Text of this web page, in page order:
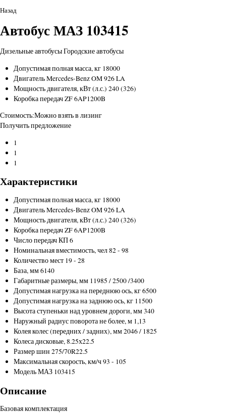
Назад
Автобус МАЗ 103415
Дизельные автобусыГородские автобусы
Допустимая полная масса, кг 18000
ДвигательMercedes-Benz OM 926 LA
Мощность двигателя, кВт (л.с.) 240 (326)
Коробка передачZF 6AP1200B
Стоимость:Можно взять в лизинг
Получить предложение
1
1
1
Характеристики
Допустимая полная масса, кг 18000
ДвигательMercedes-Benz OM 926 LA
Мощность двигателя, кВт (л.с.) 240 (326)
Коробка передачZF 6AP1200B
Число передач КП6
Номинальная вместимость, чел82 - 98
Количество мест 19 - 28
База, мм6140
Габаритные размеры, мм 11985 / 2500 /3400
Допустимая нагрузка на переднюю ось, кг6500
Допустимая нагрузка на заднюю ось, кг 11500
Высота ступеньки над уровнем дороги, мм340
Наружный радиус поворота не более, м 1,13
Колея колес (передних / задних), мм2046 / 1825
Колесадисковые, 8.25х22.5
Размер шин 275/70R22.5
Максимальная скорость, км/ч93 - 105
МодельМАЗ 103415
Описание
Базовая комплектация